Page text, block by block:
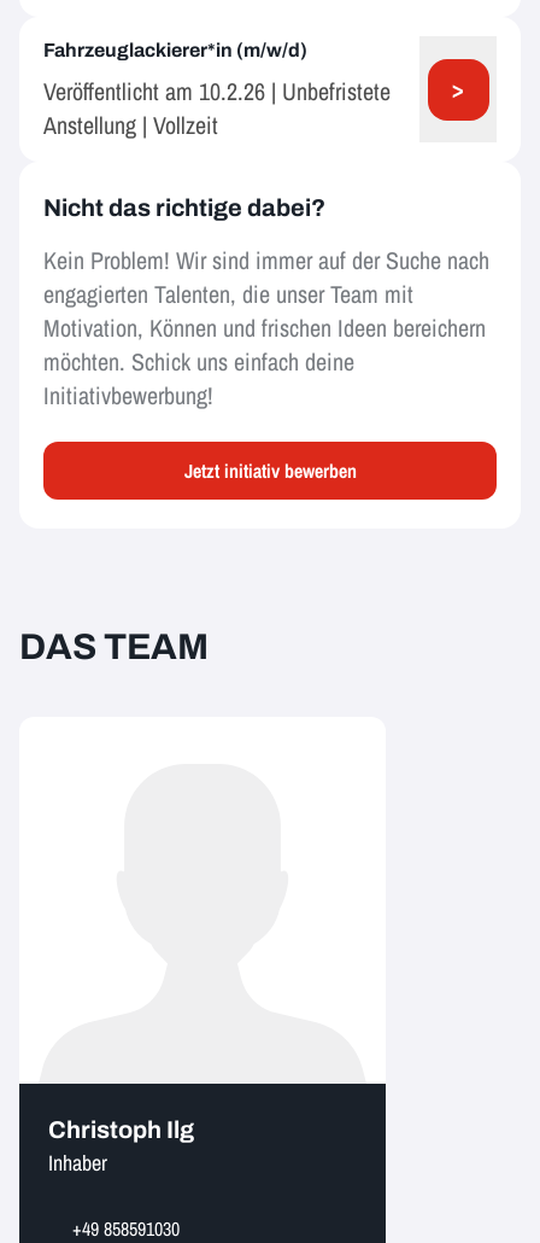
Fahrzeuglackierer*in (m/w/d)
Veröffentlicht am 10.2.26 | Unbefristete
Anstellung | Vollzeit
>
Nicht das richtige dabei?
Kein Problem! Wir sind immer auf der Suche nach
engagierten Talenten, die unser Team mit
Motivation, Können und frischen Ideen bereichern
möchten. Schick uns einfach deine
Initiativbewerbung!
Jetzt initiativ bewerben
DAS TEAM
Christoph Ilg
Inhaber
+49 858591030